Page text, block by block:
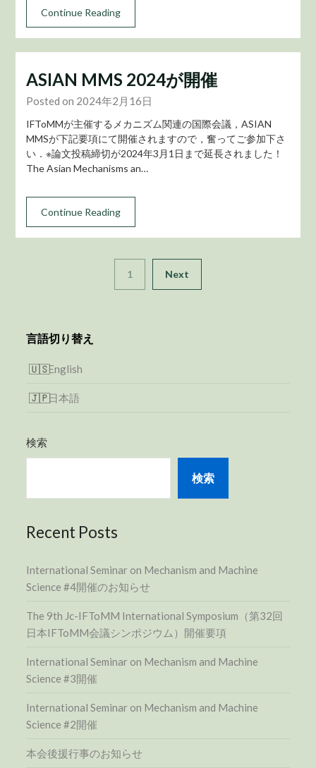
Continue Reading
ASIAN MMS 2024が開催
Posted on 2024年2月16日
IFToMMが主催するメカニズム関連の国際会議，ASIAN
MMSが下記要項にて開催されますので，奮ってご参加下さ
い．※論文投稿締切が2024年3月1日まで延長されました！
The Asian Mechanisms an…
Continue Reading
1 Next
言語切り替え
English
日本語
検索
検索
Recent Posts
International Seminar on Mechanism and Machine
Science #4開催のお知らせ
The 9th Jc-IFToMM International Symposium（第32回
日本IFToMM会議シンポジウム）開催要項
International Seminar on Mechanism and Machine
Science #3開催
International Seminar on Mechanism and Machine
Science #2開催
本会後援行事のお知らせ